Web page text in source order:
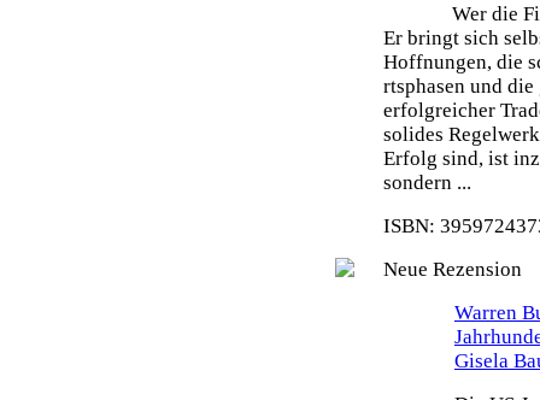
Wer die
Er bringt sich
Hoffnungen, die
rtsphasen und
erfolgreicher
solides
Erfolg sind, ist
sondern ...
ISBN:
Neue Rezension
Warren
Gisela